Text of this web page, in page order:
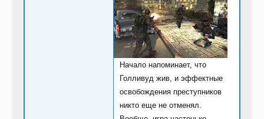
Начало напоминает, что
Голливуд жив, и эффектные
освобождения преступников
никто еще не отменял.